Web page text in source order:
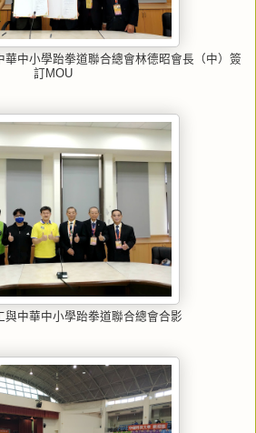
華中小學跆拳道聯合總會林德昭會長（中）簽
訂MOU
與中華中小學跆拳道聯合總會合影